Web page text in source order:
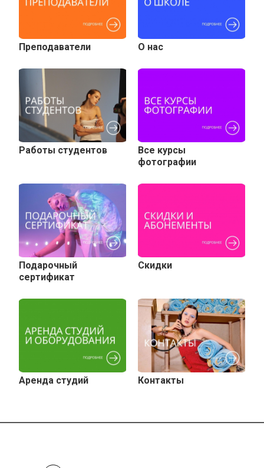
Преподаватели О нас
Работы студентов
Все курсы
фотографии
Подарочный
сертификат
Скидки
Аренда студий Контакты